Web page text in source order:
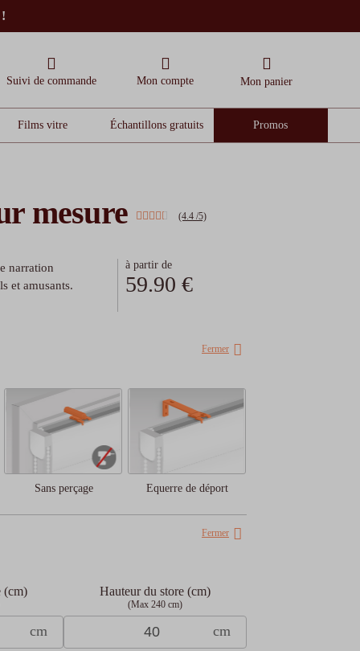
Suivi de commande Mon compte Mon panier
Films vitre Échantillons gratuits Promos
mesure (4.4 /5)
narration
et amusants.
à partir de
59.90 €
Fermer
Sans perçage Equerre de déport
Fermer
(cm)
cm
Hauteur du store (cm)
(Max 240 cm)
cm